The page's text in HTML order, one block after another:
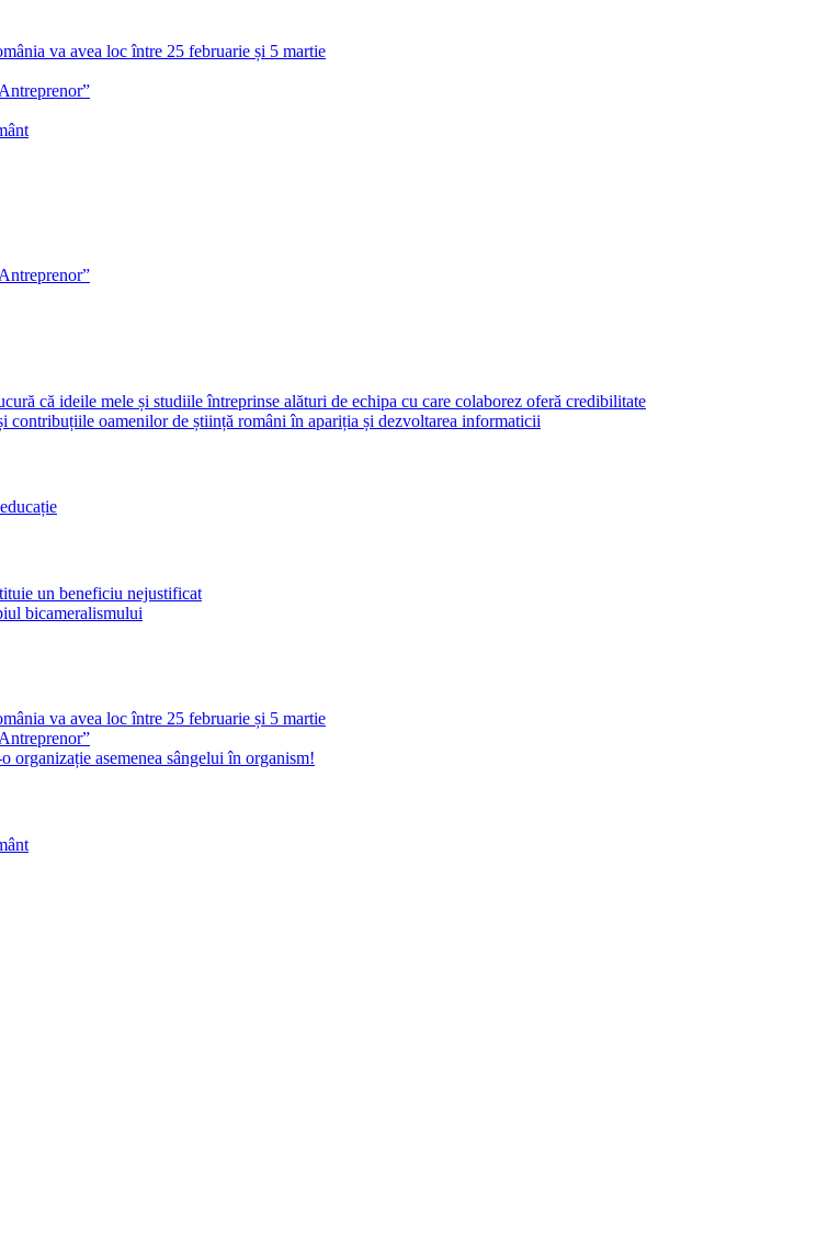
va avea loc între 25 februarie și 5 martie
că ideile mele și studiile întreprinse alături de echipa cu care colaborez oferă credibilitate
oamenilor de știință români în apariția și dezvoltarea informaticii
un beneficiu nejustificat
bicameralismului
va avea loc între 25 februarie și 5 martie
asemenea sângelui în organism!